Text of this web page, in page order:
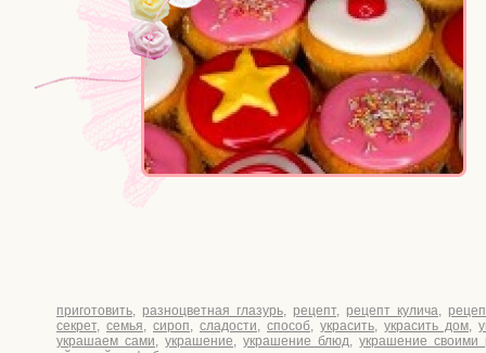
приготовить, разноцветная глазурь, рецепт, рецепт кулича,
секрет, семья, сироп, сладости, способ, украсить, украсить дом,
украшаем сами, украшение, украшение блюд, украшение своими